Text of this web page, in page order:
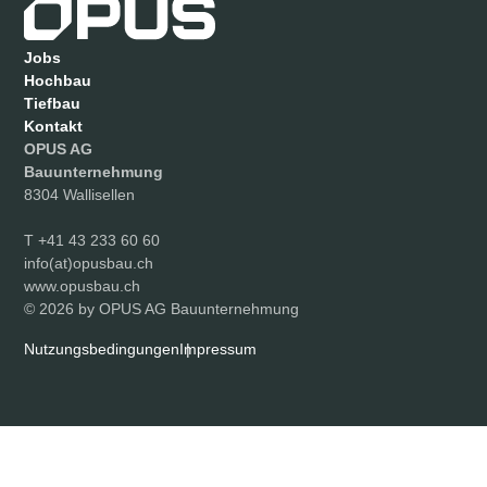
Jobs
Hochbau
Tiefbau
Kontakt
OPUS AG
Bauunternehmung
8304 Wallisellen
T+41 43 233 60 60
info(at)opusbau.ch
www.opusbau.ch
© 2026 by OPUS AG Bauunternehmung
NutzungsbedingungenImpressum